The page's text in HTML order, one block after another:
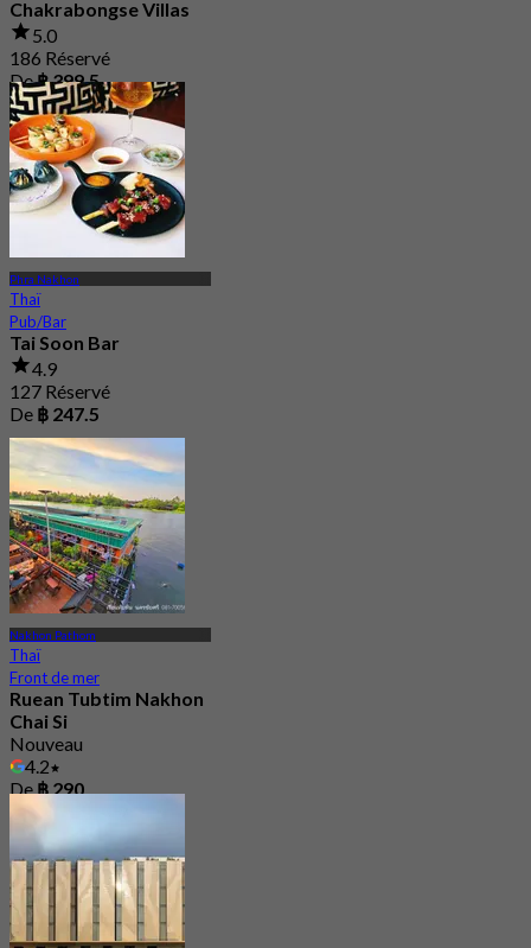
Chakrabongse Villas
5.0
186 Réservé
De฿ 399.5
Phra Nakhon
Thaï
Pub/Bar
Tai Soon Bar
4.9
127 Réservé
De ฿ 247.5
Nakhon Pathom
Thaï
Front de mer
Ruean Tubtim Nakhon
Chai Si
Nouveau
4.2
De฿ 290